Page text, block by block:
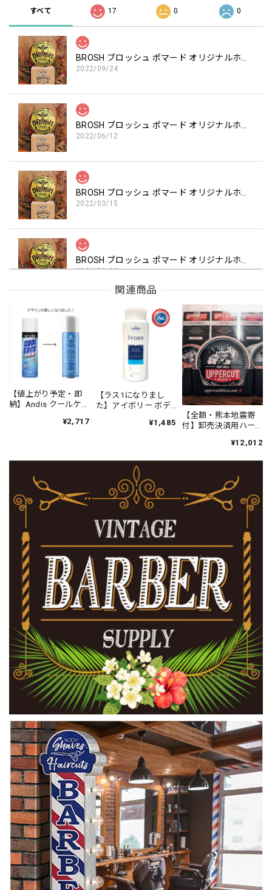
すべて 17 0 0
2022/09/24
2022/06/12
2022/03/15
2021/08/22
BROSH ブロッシュ ポマード オリジナルホールド（香りあり） 115g
BROSH ブロッシュ ポマード オリジナルホールド（香りあり） 115g
2020/09/19
BROSH ブロッシュ ポマード オリジナルホールド（香りあり） 115g
BROSH ブロッシュ ポマード オリジナルホールド（香りあり） 115g
2020/08/01
BROSH ポマード オリジナルホールド（香りあり） 115g
2020/04/28
BROSH ポマード オリジナルホールド（香りあり） 115g
2020/01/16
BROSH ポマード オリジナルホールド（香りあり） 115g
2019/12/11
2019/09/28
2019/06/24
関連商品
【値上がり予定・即
納】Andis クールケア
¥2,717
【ラス1になりまし
た】アイボリー ボデ
¥1,485
【全額・熊本地震寄
付】卸売決済用ハー
DELUXE イージー ホ
¥12,012